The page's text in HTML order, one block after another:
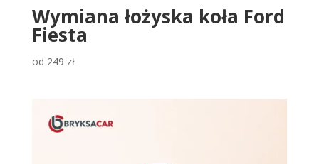
Wymiana łożyska koła Ford
Fiesta
od 249 zł